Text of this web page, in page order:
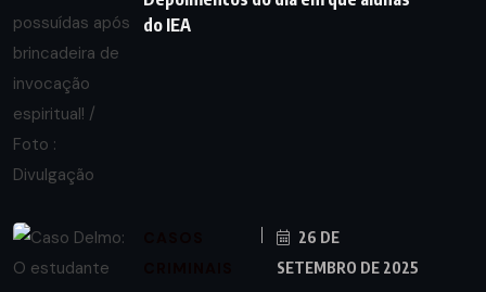
do IEA
26 DE
SETEMBRO DE 2025